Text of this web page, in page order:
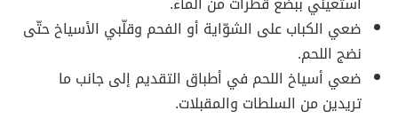
ضعي الكباب على الشوّاية أو الفحم وقلّبي الأسياخ حتّى
نضج اللحم.
ضعي أسياخ اللحم في أطباق التقديم إلى جانب ما
تريدين من السلطات والمقبلات.